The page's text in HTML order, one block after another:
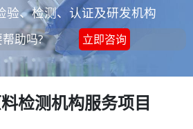
验、检测、认证及研发机构
助吗? 立即咨询
检测机构服务项目